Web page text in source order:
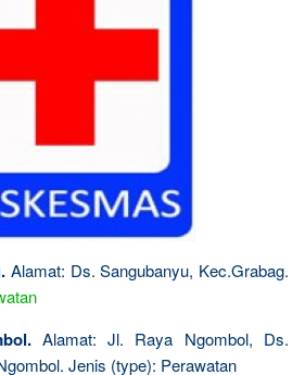
Alamat: Ds. Sangubanyu, Kec.Grabag.
Alamat: Jl. Raya Ngombol, Ds.
Jenis (type): Perawatan